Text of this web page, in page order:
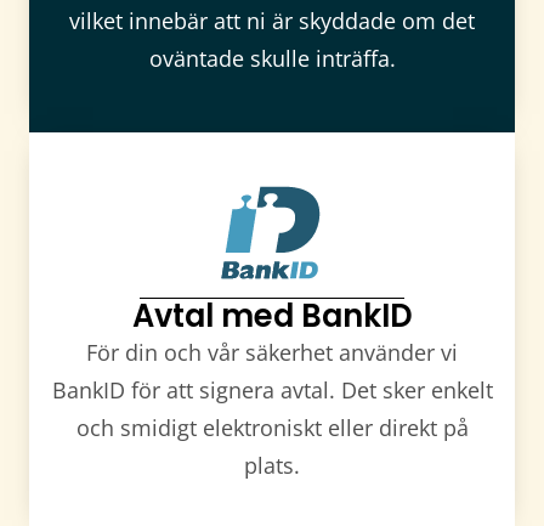
vilket innebär att ni är skyddade om det
oväntade skulle inträffa.
Avtal med BankID
För din och vår säkerhet använder vi
BankID för att signera avtal. Det sker enkelt
och smidigt elektroniskt eller direkt på
plats.